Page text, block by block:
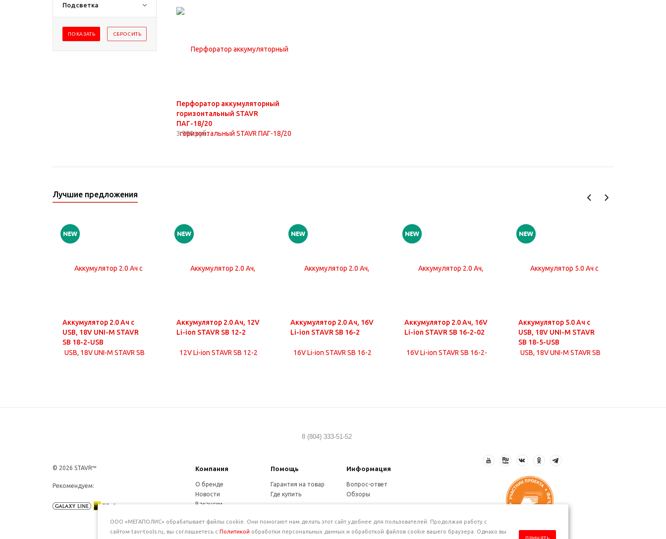
Подсветка
Перфоратор аккумуляторный
горизонтальный STAVR
ПАГ-18/20
3 990 руб.
Лучшие предложения
Аккумулятор 2.0 Ач с
USB, 18V UNI-M STAVR
SB 18-2-USB
Аккумулятор 2.0 Ач, 12V
Li-ion STAVR SB 12-2
Аккумулятор 2.0 Ач, 16V
Li-ion STAVR SB 16-2
Аккумулятор 2.0 Ач, 16V
Li-ion STAVR SB 16-2-02
Аккумулятор 5.0 Ач с
USB, 18V UNI-M STAVR
SB 18-5-USB
8 (804) 333-51-52
© 2026 STAVR™
Рекомендуем:
Компания Помощь Информация
О бренде
Новости
Вакансии
Гарантия на товар
Где купить
Вопрос-ответ
Обзоры
ООО «МЕГАПОЛИС» обрабатывает файлы cookie. Они помогают нам делать этот сайт удобнее для пользователей. Продолжая работу с
сайтом tavr-tools.ru, вы соглашаетесь с Политикой обработки персональных данных и обработкой файлов cookie вашего браузера. Однако вы